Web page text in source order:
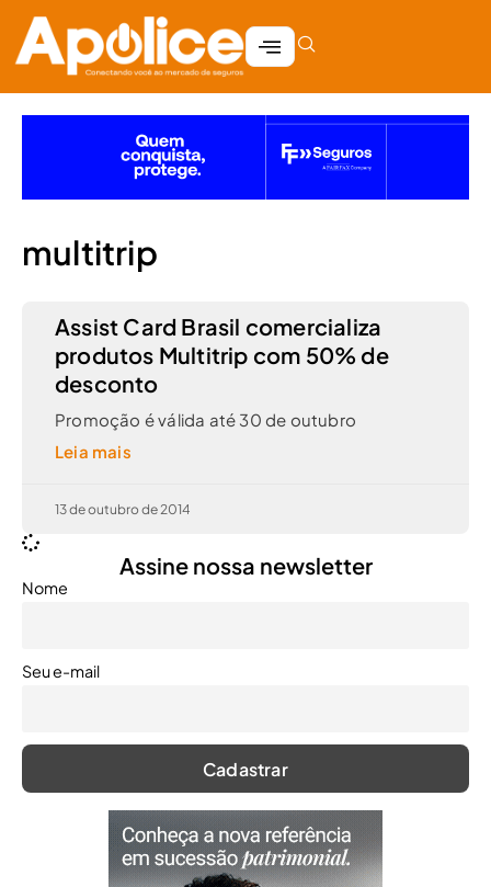
multitrip
Assist Card Brasil comercializa
produtos Multitrip com 50% de
desconto
Promoção é válida até 30 de outubro
Leia mais
13 de outubro de 2014
Assine nossa newsletter
Nome
Seu e-mail